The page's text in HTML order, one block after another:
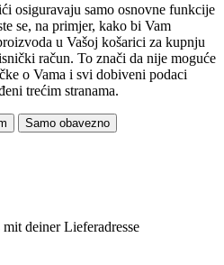
osiguravaju samo osnovne funkcije
se, na primjer, kako bi Vam
u Vašoj košarici za kupnju
račun. To znači da nije moguće
o Vama i svi dobiveni podaci
trećim stranama.
Samo obavezno
mit deiner Lieferadresse